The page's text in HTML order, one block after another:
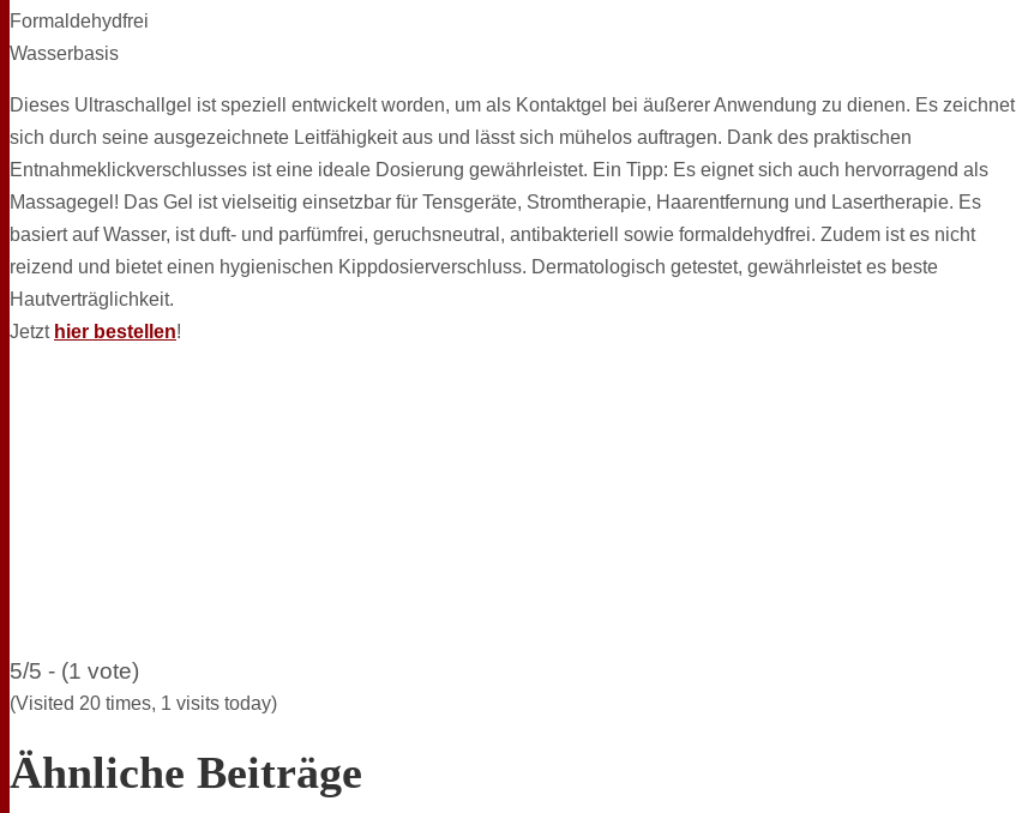
Formaldehydfrei
Wasserbasis
Dieses Ultraschallgel ist speziell entwickelt worden, um als Kontaktgel bei äußerer Anwendung zu dienen. Es zeichnet
sich durch seine ausgezeichnete Leitfähigkeit aus und lässt sich mühelos auftragen. Dank des praktischen
Entnahmeklickverschlusses ist eine ideale Dosierung gewährleistet. Ein Tipp: Es eignet sich auch hervorragend als
Massagegel! Das Gel ist vielseitig einsetzbar für Tensgeräte, Stromtherapie, Haarentfernung und Lasertherapie. Es
basiert auf Wasser, ist duft- und parfümfrei, geruchsneutral, antibakteriell sowie formaldehydfrei. Zudem ist es nicht
reizend und bietet einen hygienischen Kippdosierverschluss. Dermatologisch getestet, gewährleistet es beste
Hautverträglichkeit.
Jetzt hier bestellen!
5/5 - (1 vote)
(Visited 20 times, 1 visits today)
Ähnliche Beiträge